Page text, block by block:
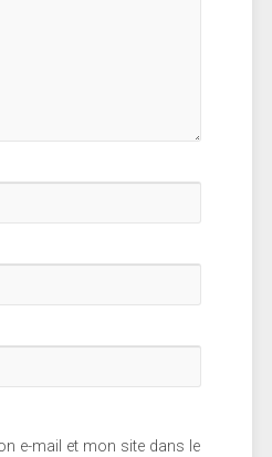
e-mail et mon site dans le